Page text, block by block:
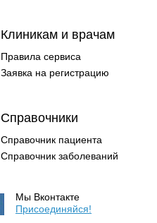
Клиникам и врачам
Правила сервиса
Заявка на регистрацию
Справочники
Справочник пациента
Справочник заболеваний
Мы Вконтакте
Присоединяйся!